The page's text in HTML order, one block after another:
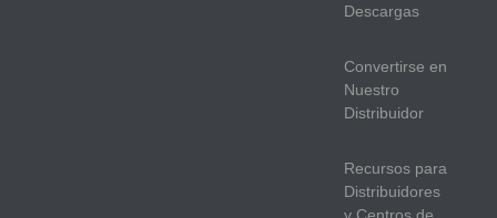
Descargas
Convertirse en
Nuestro
Distribuidor
Recursos para
Distribuidores